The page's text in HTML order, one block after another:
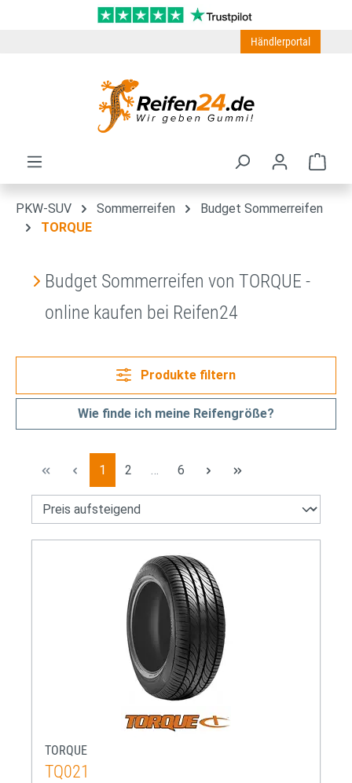
Zum Hauptinhalt springen
Händlerportal
PKW-SUV Sommerreifen
Budget Sommerreifen
TORQUE
Budget Sommerreifen von TORQUE -
online kaufen bei Reifen24
Produkte filtern
Wie finde ich meine Reifengröße?
Seite
1 Seite
2 Seite
6
TORQUE
TQ021